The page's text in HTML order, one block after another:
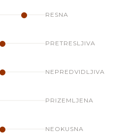
RESNA
PRETRESLJIVA
NEPREDVIDLJIVA
PRIZEMLJENA
NEOKUSNA